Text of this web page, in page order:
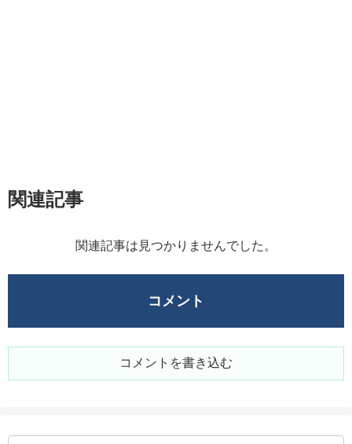
関連記事
関連記事は見つかりませんでした。
コメント
コメントを書き込む